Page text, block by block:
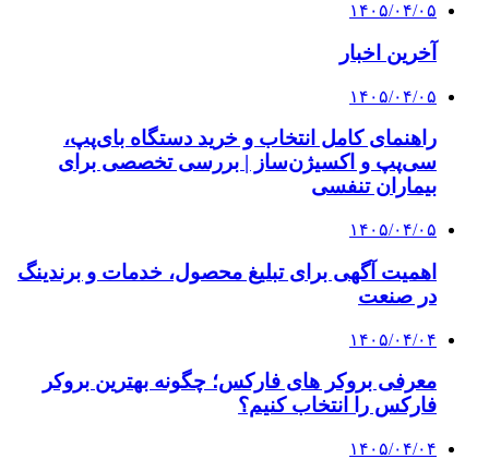
۱۴۰۵/۰۴/۰۵
آخرین اخبار
۱۴۰۵/۰۴/۰۵
راهنمای کامل انتخاب و خرید دستگاه بای‌پپ،
سی‌پپ و اکسیژن‌ساز | بررسی تخصصی برای
بیماران تنفسی
۱۴۰۵/۰۴/۰۵
اهمیت آگهی برای تبلیغ محصول، خدمات و برندینگ
در صنعت
۱۴۰۵/۰۴/۰۴
معرفی بروکر های فارکس؛ چگونه بهترین بروکر
فارکس را انتخاب کنیم؟
۱۴۰۵/۰۴/۰۴